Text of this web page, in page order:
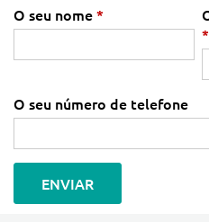
O seu nome*
*
O seu número de telefone
ENVIAR